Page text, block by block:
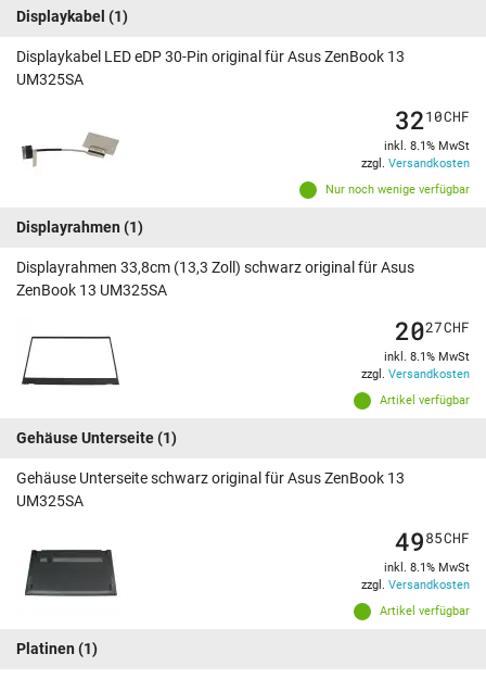
Displaykabel (1)
Displaykabel LED eDP 30-Pin original für Asus ZenBook 13
UM325SA
Nur noch wenige verfügbar
3210CHF
inkl. 8.1% MwSt
zzgl. Versandkosten
Displayrahmen (1)
Displayrahmen 33,8cm (13,3 Zoll) schwarz original für Asus
ZenBook 13 UM325SA
Artikel verfügbar
2027CHF
inkl. 8.1% MwSt
zzgl. Versandkosten
Gehäuse Unterseite(1)
Gehäuse Unterseite schwarz original für Asus ZenBook 13
UM325SA
Artikel verfügbar
4985CHF
inkl. 8.1% MwSt
zzgl. Versandkosten
Platinen (1)